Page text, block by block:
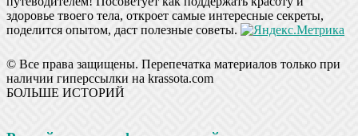
здоровье твоего тела, откроет самые интересные секреты,
поделится опытом, даст полезные советы.
© Все права защищены. Перепечатка материалов только при
наличии гиперссылки на krassota.com
БОЛЬШЕ ИСТОРИЙ